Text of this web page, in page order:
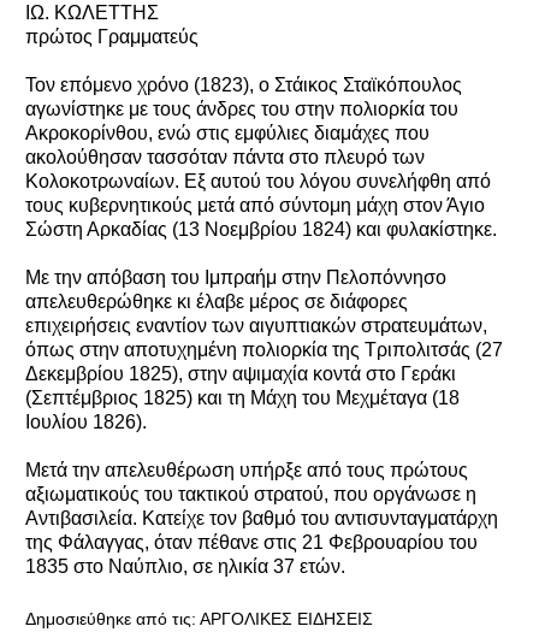
ΙΩ. ΚΩΛΕΤΤΗΣ
πρώτος Γραμματεύς
Τον επόμενο χρόνο (1823), ο Στάικος Σταϊκόπουλος
αγωνίστηκε με τους άνδρες του στην πολιορκία του
Ακροκορίνθου, ενώ στις εμφύλιες διαμάχες που
ακολούθησαν τασσόταν πάντα στο πλευρό των
Κολοκοτρωναίων. Εξ αυτού του λόγου συνελήφθη από
τους κυβερνητικούς μετά από σύντομη μάχη στον Άγιο
Σώστη Αρκαδίας (13 Νοεμβρίου 1824) και φυλακίστηκε.
Με την απόβαση του Ιμπραήμ στην Πελοπόννησο
απελευθερώθηκε κι έλαβε μέρος σε διάφορες
επιχειρήσεις εναντίον των αιγυπτιακών στρατευμάτων,
όπως στην αποτυχημένη πολιορκία της Τριπολιτσάς (27
Δεκεμβρίου 1825), στην αψιμαχία κοντά στο Γεράκι
(Σεπτέμβριος 1825) και τη Μάχη του Μεχμέταγα (18
Ιουλίου 1826).
Μετά την απελευθέρωση υπήρξε από τους πρώτους
αξιωματικούς του τακτικού στρατού, που οργάνωσε η
Αντιβασιλεία. Κατείχε τον βαθμό του αντισυνταγματάρχη
της Φάλαγγας, όταν πέθανε στις 21 Φεβρουαρίου του
1835 στο Ναύπλιο, σε ηλικία 37 ετών.
Δημοσιεύθηκε από τις: ΑΡΓΟΛΙΚΕΣ ΕΙΔΗΣΕΙΣ